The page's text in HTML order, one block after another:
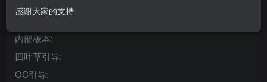
内部板本:
四叶草引导:
OC引导:
感谢大家的支持